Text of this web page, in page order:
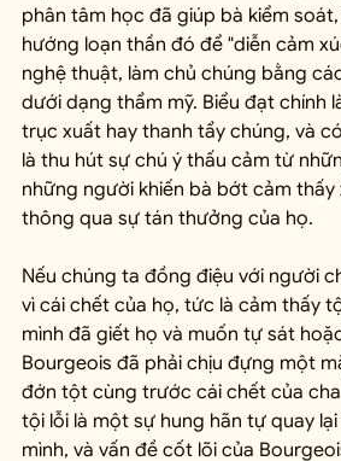
phân tâm học đã giúp bà kiểm
hướng loạn thần đó để "diễn cảm
nghệ thuật, làm chủ chúng bằng
dưới dạng thẩm mỹ. Biểu đạt chính
trục xuất hay thanh tẩy chúng, và
là thu hút sự chú ý thấu cảm từ
những người khiến bà bớt cảm thấy
thông qua sự tán thưởng của họ.
Nếu chúng ta đồng điệu với người
vì cái chết của họ, tức là cảm thấy
mình đã giết họ và muốn tự sát
Bourgeois đã phải chịu đựng một
đớn tột cùng trước cái chết của
tội lỗi là một sự hung hãn tự quay
mình, và vấn đề cốt lõi của